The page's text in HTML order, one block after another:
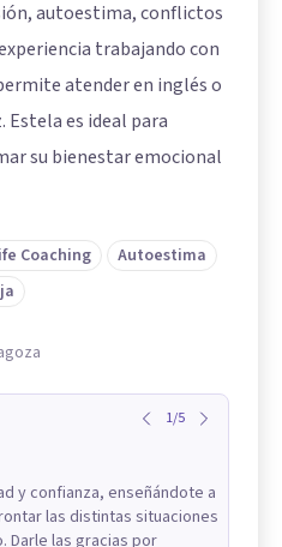
autoestima, conflictos
trabajando con
atender en inglés o
es ideal para
su bienestar emocional
Coaching
Autoestima
1/5
y confianza, enseñándote a
las distintas situaciones
Darle las gracias por